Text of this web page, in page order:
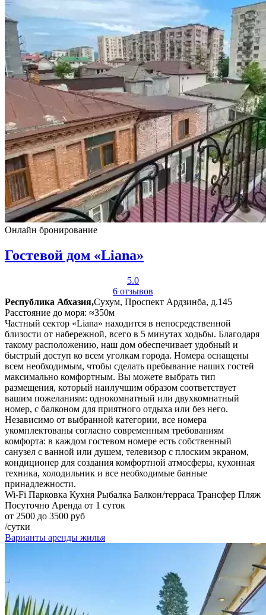
Онлайн бронирование
Гостевой дом «Liana»
5.0
6 отзывов
Республика Абхазия,Сухум, Проспект Ардзинба, д.145
Расстояние до моря: ≈350м
Частный сектор «Liana» находится в непосредственной
близости от набережной, всего в 5 минутах ходьбы. Благодаря
такому расположению, наш дом обеспечивает удобный и
быстрый доступ ко всем уголкам города. Номера оснащены
всем необходимым, чтобы сделать пребывание наших гостей
максимально комфортным. Вы можете выбрать тип
размещения, который наилучшим образом соответствует
вашим пожеланиям: однокомнатный или двухкомнатный
номер, с балконом для приятного отдыха или без него.
Независимо от выбранной категории, все номера
укомплектованы согласно современным требованиям
комфорта: в каждом гостевом номере есть собственный
санузел с ванной или душем, телевизор с плоским экраном,
кондиционер для создания комфортной атмосферы, кухонная
техника, холодильник и все необходимые банные
принадлежности.
Wi-Fi Парковка Кухня Рыбалка Балкон/терраса Трансфер Пляж
Посуточно Аренда от 1 суток
от 2500 до 3500 руб
/сутки
Варианты аренды жилья